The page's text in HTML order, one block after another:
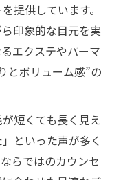
ちまつ毛の秘
ヒント
と選び方のポイ
とアンドヘルシ
感とお得な通い
提供しています。
印象的な目元を実
エクステやパーマ
とボリューム感”の
短くても長く見え
といった声が多く
らではのカウンセ